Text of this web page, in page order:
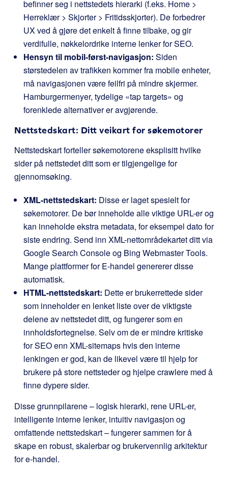
befinner seg i nettstedets hierarki (f.eks. Home >
Herreklær > Skjorter > Fritidsskjorter). De forbedrer
UX ved å gjøre det enkelt å finne tilbake, og gir
verdifulle, nøkkelordrike interne lenker for SEO.
Hensyn til mobil-først-navigasjon: Siden
størstedelen av trafikken kommer fra mobile enheter,
må navigasjonen være feilfri på mindre skjermer.
Hamburgermenyer, tydelige «tap targets» og
forenklede alternativer er avgjørende.
Nettstedskart: Ditt veikart for søkemotorer
Nettstedskart forteller søkemotorene eksplisitt hvilke
sider på nettstedet ditt som er tilgjengelige for
gjennomsøking.
XML-nettstedskart: Disse er laget spesielt for
søkemotorer. De bør inneholde alle viktige URL-er og
kan inneholde ekstra metadata, for eksempel dato for
siste endring. Send inn XML-nettområdekartet ditt via
Google Search Console og Bing Webmaster Tools.
Mange plattformer for E-handel genererer disse
automatisk.
HTML-nettstedskart: Dette er brukerrettede sider
som inneholder en lenket liste over de viktigste
delene av nettstedet ditt, og fungerer som en
innholdsfortegnelse. Selv om de er mindre kritiske
for SEO enn XML-sitemaps hvis den interne
lenkingen er god, kan de likevel være til hjelp for
brukere på store nettsteder og hjelpe crawlere med å
finne dypere sider.
Disse grunnpilarene – logisk hierarki, rene URL-er,
intelligente interne lenker, intuitiv navigasjon og
omfattende nettstedskart – fungerer sammen for å
skape en robust, skalerbar og brukervennlig arkitektur
for e-handel.